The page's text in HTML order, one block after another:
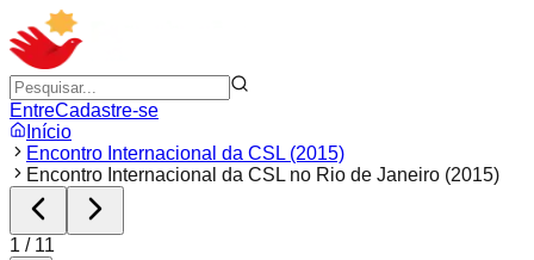
EntreCadastre-se
Início
Encontro Internacional da CSL (2015)
Encontro Internacional da CSL no Rio de Janeiro (2015)
1 / 11